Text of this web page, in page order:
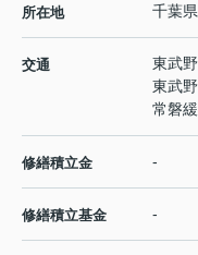
所在地 千葉県
交通 東武
東武
常磐
修繕積立金 -
修繕積立基金 -